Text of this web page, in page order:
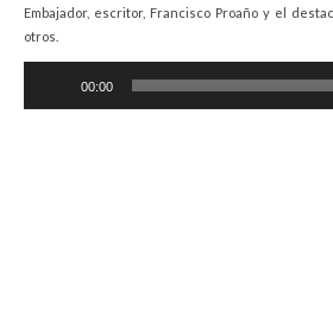
Embajador, escritor, Francisco Proaño y el
otros.
Player
00:00